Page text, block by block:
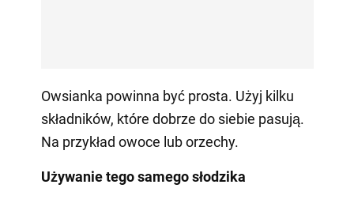
Owsianka powinna być prosta. Użyj kilku
składników, które dobrze do siebie pasują.
Na przykład owoce lub orzechy.
Używanie tego samego słodzika